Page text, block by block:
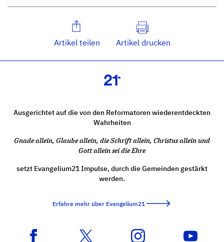
Artikel teilen Artikel drucken
Ausgerichtet auf die von den Reformatoren wiederentdeckten
Wahrheiten
Gnade allein, Glaube allein, die Schrift allein, Christus allein und
Gott allein sei die Ehre
setzt Evangelium21 Impulse, durch die Gemeinden gestärkt
werden.
Erfahre mehr über Evangelium21